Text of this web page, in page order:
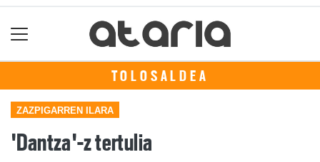
TOLOSALDEA
ZAZPIGARREN ILARA
'Dantza'-z tertulia